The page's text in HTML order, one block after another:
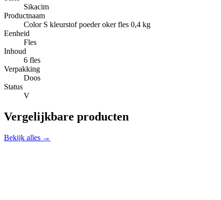
Sikacim
Productnaam
Color S kleurstof poeder oker fles 0,4 kg
Eenheid
Fles
Inhoud
6 fles
Verpakking
Doos
Status
V
Vergelijkbare producten
Bekijk alles →